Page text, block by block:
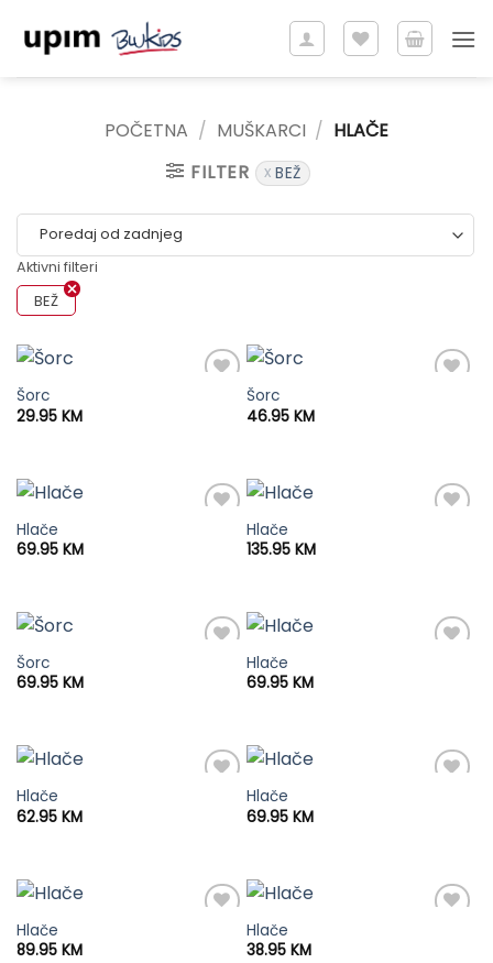
POČETNA / MUŠKARCI / HLAČE
FILTER
BEŽ
Aktivni filteri
BEŽ
Šorc
29.95 KM
Šorc
46.95 KM
Hlače
69.95 KM
Hlače
135.95 KM
Šorc
69.95 KM
Hlače
69.95 KM
Hlače
62.95 KM
Hlače
69.95 KM
Hlače
89.95 KM
Hlače
38.95 KM